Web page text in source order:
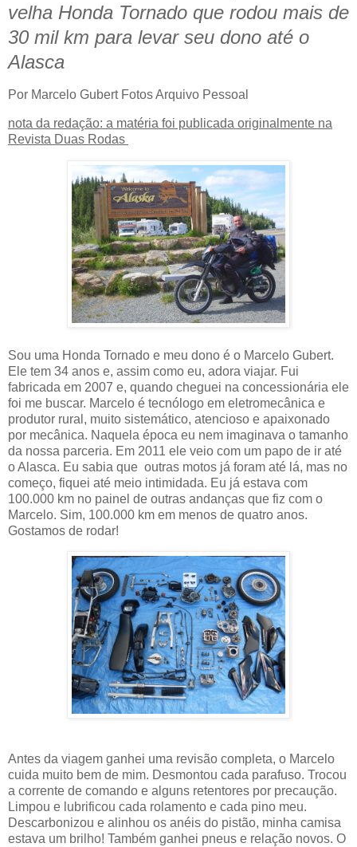
velha Honda Tornado que rodou mais de
30 mil km para levar seu dono até o
Alasca
Por Marcelo Gubert Fotos Arquivo Pessoal
nota da redação: a matéria foi publicada originalmente na
Revista Duas Rodas
Sou uma Honda Tornado e meu dono é o Marcelo Gubert.
Ele tem 34 anos e, assim como eu, adora viajar. Fui
fabricada em 2007 e, quando cheguei na concessionária ele
foi me buscar. Marcelo é tecnólogo em eletromecânica e
produtor rural, muito sistemático, atencioso e apaixonado
por mecânica. Naquela época eu nem imaginava o tamanho
da nossa parceria. Em 2011 ele veio com um papo de ir até
o Alasca. Eu sabia que outras motos já foram até lá, mas no
começo, fiquei até meio intimidada. Eu já estava com
100.000 km no painel de outras andanças que fiz com o
Marcelo. Sim, 100.000 km em menos de quatro anos.
Gostamos de rodar!
Antes da viagem ganhei uma revisão completa, o Marcelo
cuida muito bem de mim. Desmontou cada parafuso. Trocou
a corrente de comando e alguns retentores por precaução.
Limpou e lubrificou cada rolamento e cada pino meu.
Descarbonizou e alinhou os anéis do pistão, minha camisa
estava um brilho! Também ganhei pneus e relação novos. O